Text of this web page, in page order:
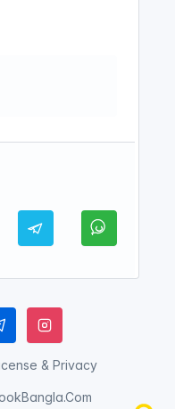
& Privacy